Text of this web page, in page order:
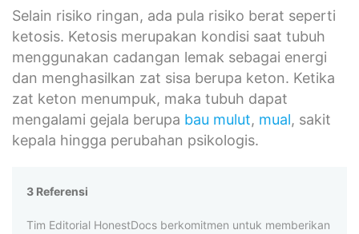
Selain risiko ringan, ada pula risiko berat seperti
ketosis. Ketosis merupakan kondisi saat tubuh
menggunakan cadangan lemak sebagai energi
dan menghasilkan zat sisa berupa keton. Ketika
zat keton menumpuk, maka tubuh dapat
mengalami gejala berupa bau mulut, mual, sakit
kepala hingga perubahan psikologis.
3 Referensi
Tim Editorial HonestDocs berkomitmen untuk memberikan